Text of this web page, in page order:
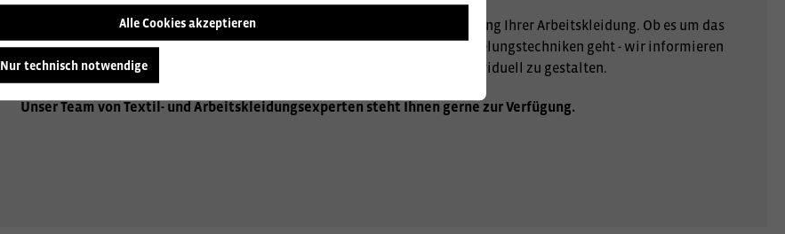
Wir beraten Sie gerne zu den vielfältigen Möglichkeiten der Personalisierung Ihrer Arbeitskleidung. Ob es um das
Aufbringen Ihres Firmenlogos, hochwertige Stickereien oder andere Veredelungstechniken geht - wir informieren
Sie gerne über alle Optionen, um Ihre Arbeitskleidung einzigartig und individuell zu gestalten.
Unser Team von Textil- und Arbeitskleidungsexperten steht Ihnen gerne zur Verfügung.
Alle Cookies akzeptieren
Nur technisch notwendige